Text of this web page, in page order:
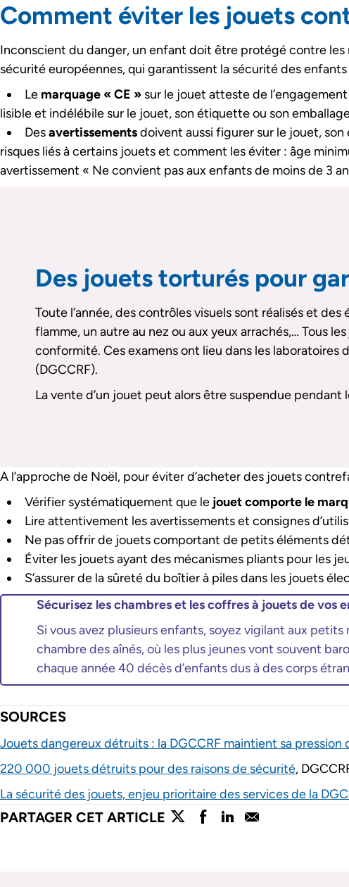
Comment éviter les jouets
Inconscient du danger, un enfant doit être protégé contre les
sécurité européennes, qui garantissent la sécurité des enfants
Le marquage « CE » sur le jouet atteste de
lisible et indélébile sur le jouet, son étiquette ou son
Desavertissementsdoivent aussi figurer sur le jouet,
risques liés à certains jouets et comment les éviter : âge
avertissement « Ne convient pas aux enfants de moins de 3
Des jouets torturés pour
Toute l’année, des contrôles visuels sont réalisés et
flamme, un autre au nez ou aux yeux arrachés,… Tous
conformité. Ces examens ont lieu dans les
(DGCCRF).
La vente d’un jouet peut alors être suspendue pendant
A l’approche de Noël, pour éviter d’acheter des jouets
Vérifier systématiquement que le jouet comporte le
Lire attentivement les avertissements et consignes
Ne pas offrir de jouets comportant de petits éléments
Éviter les jouets ayant des mécanismes pliants pour les
S’assurer de la sûreté du boîtier à piles dans les jouets
Sécurisez les chambres et les coffres à jouets de vos
Si vous avez plusieurs enfants, soyez vigilant aux
chambre des aînés, où les plus jeunes vont souvent
chaque année 40 décès d’enfants dus à des corps
SOURCES
Jouets dangereux détruits : la DGCCRF maintient sa pression
220 000 jouets détruits pour des raisons de sécurité,
La sécurité des jouets, enjeu prioritaire des services de la
PARTAGER CET ARTICLE Partager l'article sur twitter
lien externe
Partager l'article sur facebook
lien externe
Partager l'article sur linkedin
lien externe
Partager l'article sur
lien externe